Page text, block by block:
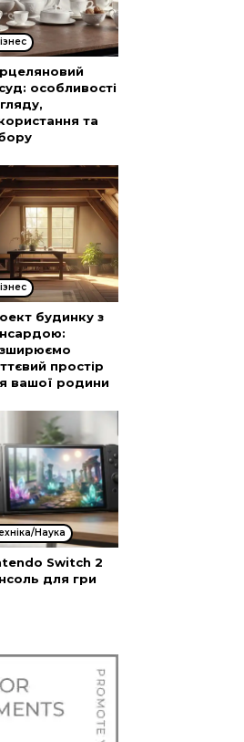
особливості
та
будинку з
простір
вашої родини
Наука
Switch 2
для гри